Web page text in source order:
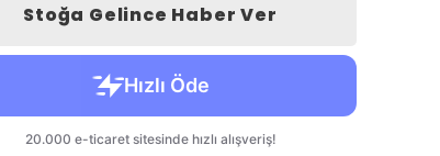
Stoğa Gelince Haber Ver